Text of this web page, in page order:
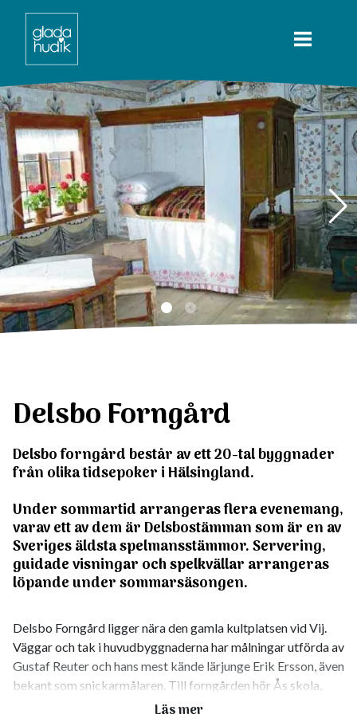
Delsbo Forngård
Delsbo forngård består av ett 20-tal byggnader
från olika tidsepoker i Hälsingland.
Under sommartid arrangeras flera evenemang,
varav ett av dem är Delsbostämman som är en av
Sveriges äldsta spelmansstämmor. Servering,
guidade visningar och spelkvällar arrangeras
löpande under sommarsäsongen.
Delsbo Forngård ligger nära den gamla kultplatsen vid Vij.
Väggar och tak i huvudbyggnaderna har målningar utförda av
Gustaf Reuter och hans mest kände lärjunge Erik Ersson, även
bekant som snickarmålaren. Till forngården hör Ås skola,
som är inredd som skolmuseum, en linskäkt vid Stömneån,